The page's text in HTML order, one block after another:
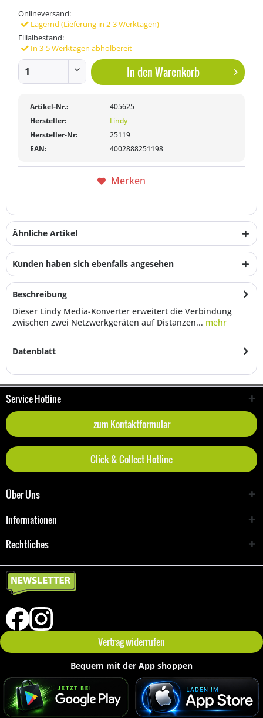
Onlineversand:
Lagernd (Lieferung in 2-3 Werktagen)
Filialbestand:
In 3-5 Werktagen abholbereit
In denWarenkorb
Artikel-Nr.:
405625
Hersteller:
Lindy
Hersteller-Nr:
25119
EAN:
4002888251198
Merken
Ähnliche Artikel
Kunden haben sich ebenfalls angesehen
Beschreibung
Dieser Lindy Media-Konverter erweitert die Verbindung
zwischen zwei Netzwerkgeräten auf Distanzen... mehr
Datenblatt
Service Hotline
zum Kontaktformular
Click & Collect Hotline
Über Uns
Informationen
Rechtliches
Vertrag widerrufen
Bequem mit der App shoppen